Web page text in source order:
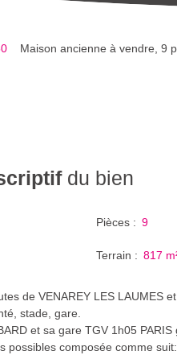
Maison ancienne à vendre, 9
du bien
Pièces : 9
Terrain : 817
de VENAREY LES LAUMES
stade, gare.
et sa gare TGV 1h05 PARIS
possibles composée comme